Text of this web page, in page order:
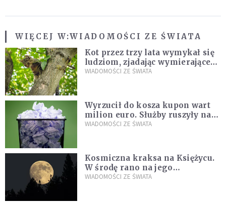
WIĘCEJ W:WIADOMOŚCI ZE ŚWIATA
Kot przez trzy lata wymykał się
ludziom, zjadając wymierające
kaczki. W końcu popełnił
WIADOMOŚCI ZE ŚWIATA
Wyrzucił do kosza kupon wart
milion euro. Służby ruszyły na
poszukiwania
WIADOMOŚCI ZE ŚWIATA
Kosmiczna kraksa na Księżycu.
W środę rano na jego
powierzchni dojdzie do
WIADOMOŚCI ZE ŚWIATA